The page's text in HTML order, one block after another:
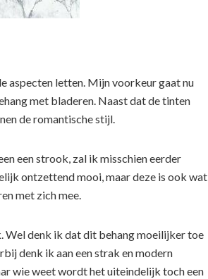
aspecten letten. Mijn voorkeur gaat nu
met bladeren. Naast dat de tinten
de romantische stijl.
een strook, zal ik misschien eerder
ontzettend mooi, maar deze is ook wat
met zich mee.
Wel denk ik dat dit behang moeilijker toe
denk ik aan een strak en modern
wie weet wordt het uiteindelijk toch een